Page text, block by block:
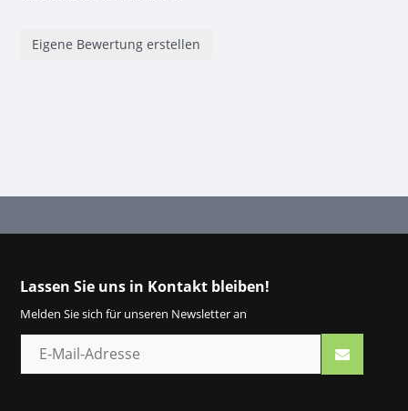
Eigene Bewertung erstellen
Lassen Sie uns in Kontakt bleiben!
Melden Sie sich für unseren Newsletter an